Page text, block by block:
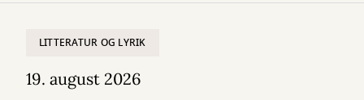
LITTERATUR OG LYRIK
19. august 2026